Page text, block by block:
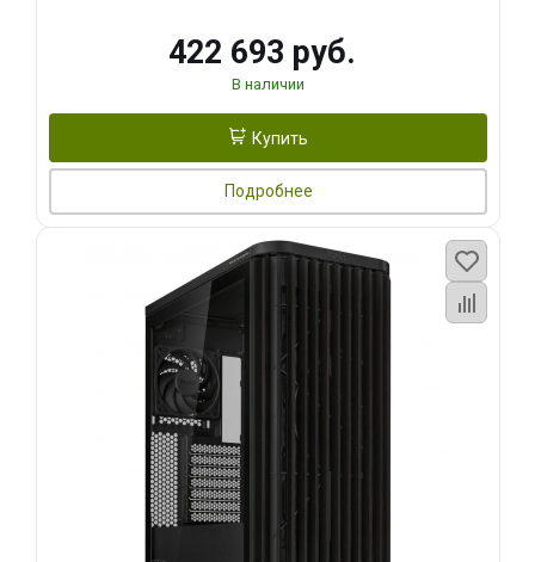
422 693 руб.
В наличии
Купить
Подробнее